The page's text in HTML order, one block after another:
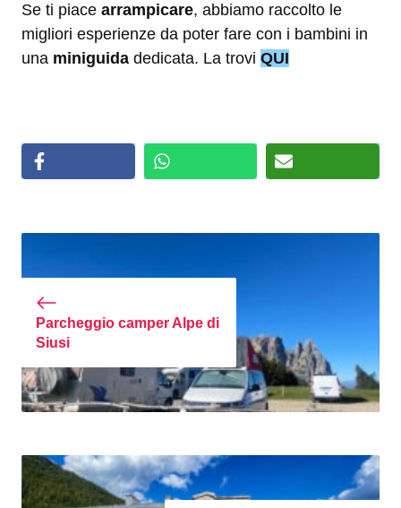
Se ti piace arrampicare, abbiamo raccolto le
migliori esperienze da poter fare con i bambini in
una miniguida dedicata. La trovi QUI
Parcheggio camper Alpe di
Siusi